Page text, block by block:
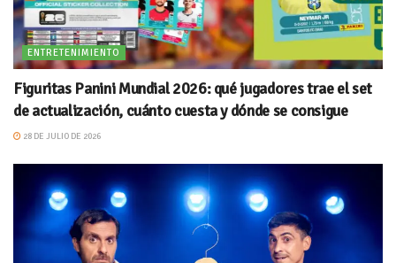
ENTRETENIMIENTO
Figuritas Panini Mundial 2026: qué jugadores trae el set
de actualización, cuánto cuesta y dónde se consigue
28 DE JULIO DE 2026